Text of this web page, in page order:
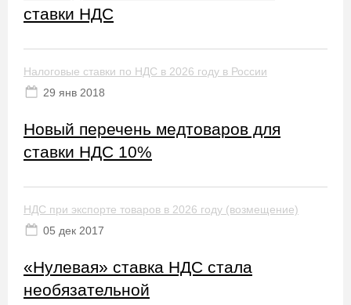
ставки НДС
Налоговые ставки по НДС в 2026 году в России
29 янв 2018
Новый перечень медтоваров для
ставки НДС 10%
НДС при экспорте товаров в 2026 году (возмещение)
05 дек 2017
«Нулевая» ставка НДС стала
необязательной